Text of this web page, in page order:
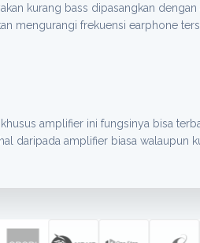
kurang bass dipasangkan dengan
mengurangi frekuensi earphone
amplifier ini fungsinya bisa
daripada amplifier biasa walaupun